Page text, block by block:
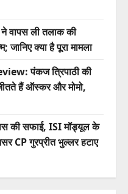
ने वापस ली तलाक की
जानिए क्या है पूरा मामला
पंकज त्रिपाठी की
हैं ऑस्कर और मोमो,
की सफाई, ISI मॉड्यूल के
CP गुरप्रीत भुल्लर हटाए